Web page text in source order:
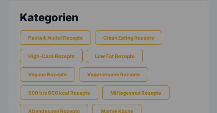
Kategorien
Pasta & Nudel Rezepte Clean Eating Rezepte
High-Carb Rezepte Low Fat Rezepte
Vegane Rezepte Vegetarische Rezepte
500 bis 600 kcal Rezepte Mittagessen Rezepte
Abendessen Rezepte Warme Küche